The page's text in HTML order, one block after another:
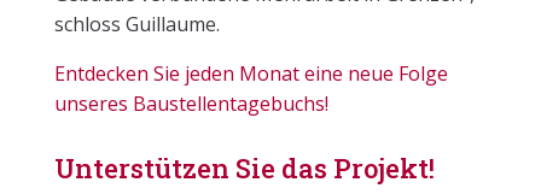
schloss Guillaume.
Entdecken Sie jeden Monat eine neue Folge
unseres Baustellentagebuchs!
Unterstützen Sie das Projekt!